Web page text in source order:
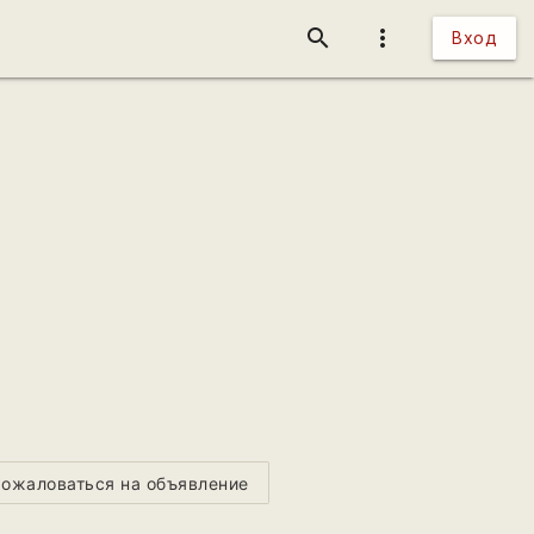
more_vert Вход
search
на объявление